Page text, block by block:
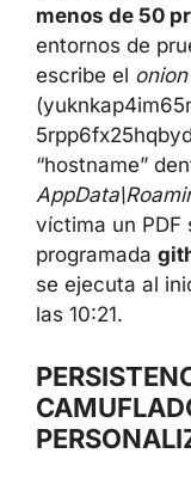
menos de 50
entornos de
escribe el onion
“hostname”
víctima un PDF
programada
se ejecuta al
las 10:21.